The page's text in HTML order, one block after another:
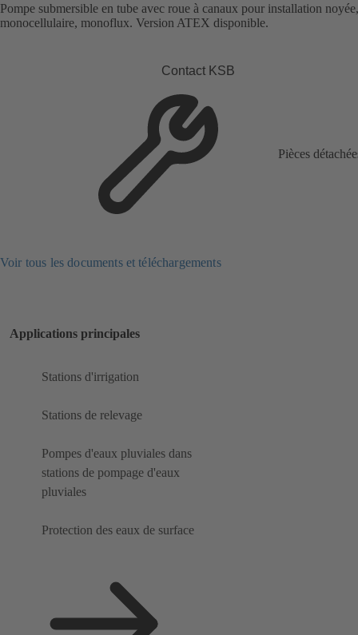
Pompe submersible en tube avec roue à canaux pour installation noyée,
monocellulaire, monoflux. Version ATEX disponible.
Contact KSB
Pièces
Voir tous les documents et téléchargements
Applications principales
Stations d'irrigation
Stations de relevage
Pompes d'eaux pluviales dans
stations de pompage d'eaux
pluviales
Protection des eaux de surface